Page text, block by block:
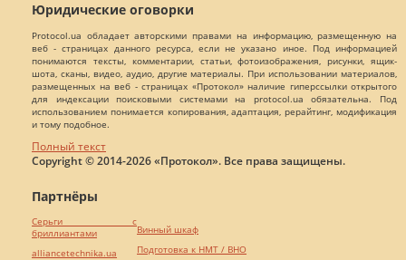
Юридические оговорки
Protocol.ua обладает авторскими правами на информацию, размещенную на
веб - страницах данного ресурса, если не указано иное. Под информацией
понимаются тексты, комментарии, статьи, фотоизображения, рисунки, ящик-
шота, сканы, видео, аудио, другие материалы. При использовании материалов,
размещенных на веб - страницах «Протокол» наличие гиперссылки открытого
для индексации поисковыми системами на protocol.ua обязательна. Под
использованием понимается копирования, адаптация, рерайтинг, модификация
и тому подобное.
Полный текст
Copyright © 2014-2026 «Протокол». Все права защищены.
Партнёры
Серьги с
бриллиантами
alliancetechnika.ua
Винный шкаф
Подготовка к НМТ / ВНО